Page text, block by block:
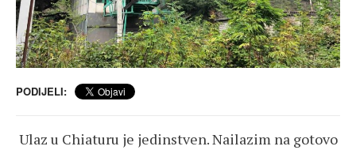
PODIJELI:
Ulaz u Chiaturu je jedinstven. Nailazim na gotovo